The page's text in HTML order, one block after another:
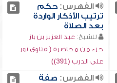
الفهرس:حكم
ترتيب الأذكار الواردة
بعد الصلاة
للشيخ: عبد العزيز بن باز
جزء من محاضرة ( فتاوى نور
على الدرب (391))
الفهرس: صفة